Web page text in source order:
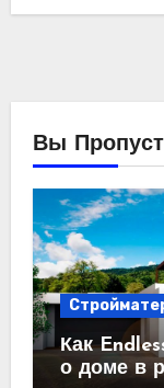
Вы
Как
о доме в